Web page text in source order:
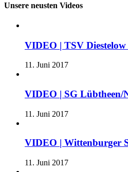
Unsere neusten Videos
VIDEO | TSV
11. Juni 2017
VIDEO | SG Lübtheen/
11. Juni 2017
VIDEO | Wittenburger
11. Juni 2017